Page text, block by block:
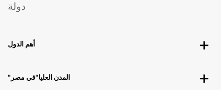
دولة
أهم الدول
"المدن العليا"في مصر